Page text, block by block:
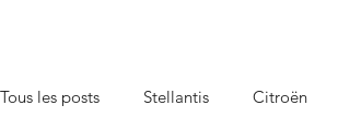
Tous les posts Stellantis Citroën